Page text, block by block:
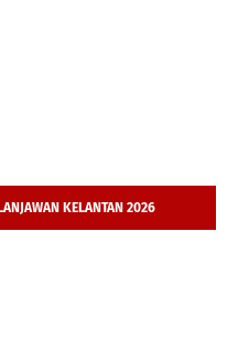
KELANTAN 2026